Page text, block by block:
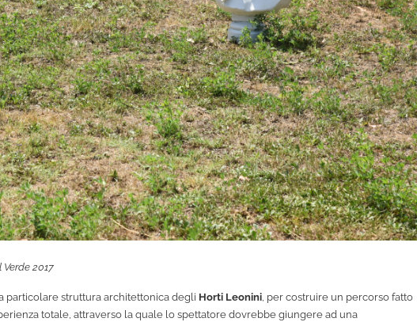
Verde 2017
particolare struttura architettonica degli Horti Leonini, per costruire un percorso fatto
totale, attraverso la quale lo spettatore dovrebbe giungere ad una